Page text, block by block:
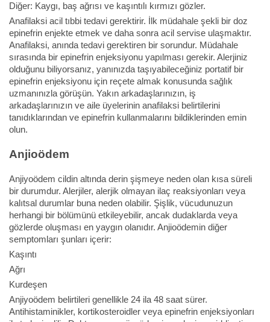
Diğer: Kaygı, baş ağrısı ve kaşıntılı kırmızı gözler.
Anafilaksi acil tıbbi tedavi gerektirir. İlk müdahale şekli bir doz
epinefrin enjekte etmek ve daha sonra acil servise ulaşmaktır.
Anafilaksi, anında tedavi gerektiren bir sorundur. Müdahale
sırasında bir epinefrin enjeksiyonu yapılması gerekir. Alerjiniz
olduğunu biliyorsanız, yanınızda taşıyabileceğiniz portatif bir
epinefrin enjeksiyonu için reçete almak konusunda sağlık
uzmanınızla görüşün. Yakın arkadaşlarınızın, iş
arkadaşlarınızın ve aile üyelerinin anafilaksi belirtilerini
tanıdıklarından ve epinefrin kullanmalarını bildiklerinden emin
olun.
Anjioödem
Anjiyoödem cildin altında derin şişmeye neden olan kısa süreli
bir durumdur. Alerjiler, alerjik olmayan ilaç reaksiyonları veya
kalıtsal durumlar buna neden olabilir. Şişlik, vücudunuzun
herhangi bir bölümünü etkileyebilir, ancak dudaklarda veya
gözlerde oluşması en yaygın olanıdır. Anjioödemin diğer
semptomları şunları içerir:
Kaşıntı
Ağrı
Kurdeşen
Anjiyoödem belirtileri genellikle 24 ila 48 saat sürer.
Antihistaminikler, kortikosteroidler veya epinefrin enjeksiyonları